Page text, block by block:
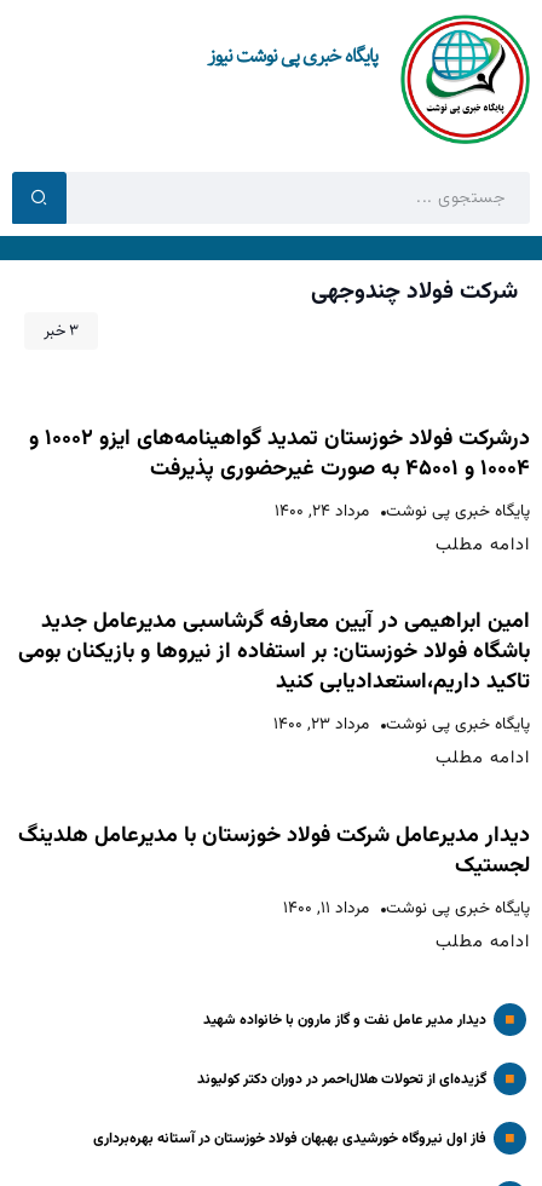
پایگاه خبری پی نوشت نیوز
شرکت فولاد چندوجهی
3 خبر
درشرکت فولاد خوزستان تمدید گواهینامه‌های ایزو ۱۰۰۰۲ و
۱۰۰۰۴ و ۴۵۰۰۱ به صورت غیرحضوری پذیرفت
پایگاه خبری پی نوشت مرداد ۲۴, ۱۴۰۰
ادامه مطلب
امین ابراهیمی در آیین معارفه گرشاسبی مدیرعامل جدید
باشگاه فولاد خوزستان: بر استفاده از نیروها و بازیکنان بومی
تاکید داریم،استعدادیابی کنید
پایگاه خبری پی نوشت مرداد ۲۳, ۱۴۰۰
ادامه مطلب
دیدار مدیرعامل شرکت فولاد خوزستان با مدیرعامل هلدینگ
لجستیک
پایگاه خبری پی نوشت مرداد ۱۱, ۱۴۰۰
ادامه مطلب
دیدار مدیر عامل نفت و گاز مارون با خانواده شهید
گزیده‌ای از تحولات هلال‌احمر در دوران دکتر کولیوند
فاز اول نیروگاه خورشیدی بهبهان فولاد خوزستان در آستانه بهره‌برداری